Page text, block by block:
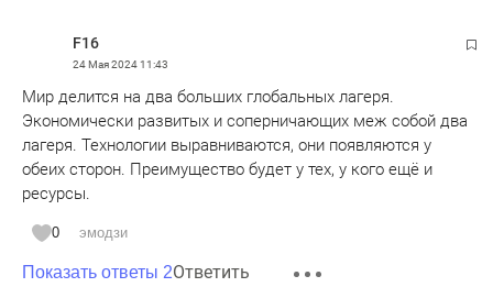
F16
24 Мая 202411:43
Мир делится на два больших глобальных лагеря.
Экономически развитых и соперничающих меж собой два
лагеря. Технологии выравниваются, они появляются у
обеих сторон. Преимущество будет у тех, у кого ещё и
ресурсы.
0 эмодзи
Показать ответы 2Ответить